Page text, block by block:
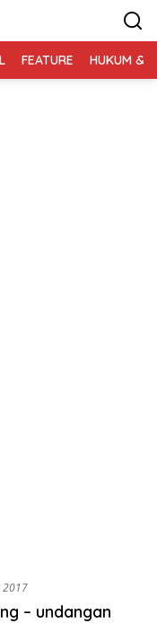
FEATURE HUKUM &
2017
– undangan